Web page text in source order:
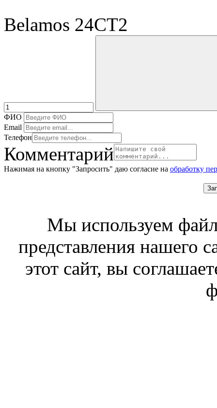
Belamos 24CT2
ФИО
Email
Телефон
Комментарий
Нажимая на кнопку "Запросить" даю согласие на обработку
Мы используем
представления нашего
этот сайт, вы